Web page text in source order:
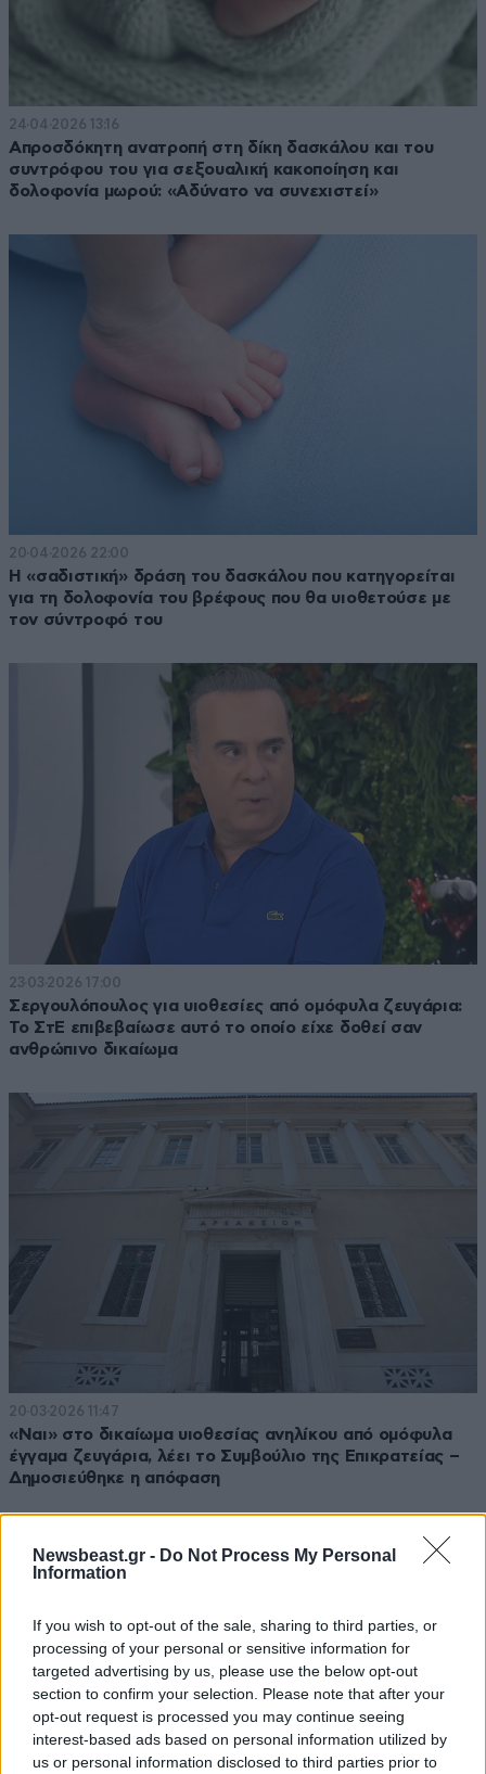
Newsbeast.gr - Do Not Process My Personal
Information
If you wish to opt-out of the sale, sharing to third parties, or
processing of your personal or sensitive information for
targeted advertising by us, please use the below opt-out
section to confirm your selection. Please note that after your
opt-out request is processed you may continue seeing
interest-based ads based on personal information utilized by
us or personal information disclosed to third parties prior to
24·04·2026 13:16
Απροσδόκητη ανατροπή στη δίκη δασκάλου και του
συντρόφου του για σεξουαλική κακοποίηση και
δολοφονία μωρού: «Αδύνατο να συνεχιστεί»
20·04·2026 22:00
Η «σαδιστική» δράση του δασκάλου που κατηγορείται
για τη δολοφονία του βρέφους που θα υιοθετούσε με
τον σύντροφό του
23·03·2026 17:00
Σεργουλόπουλος για υιοθεσίες από ομόφυλα ζευγάρια:
Το ΣτΕ επιβεβαίωσε αυτό το οποίο είχε δοθεί σαν
ανθρώπινο δικαίωμα
20·03·2026 11:47
«Ναι» στο δικαίωμα υιοθεσίας ανηλίκου από ομόφυλα
έγγαμα ζευγάρια, λέει το Συμβούλιο της Επικρατείας –
Δημοσιεύθηκε η απόφαση